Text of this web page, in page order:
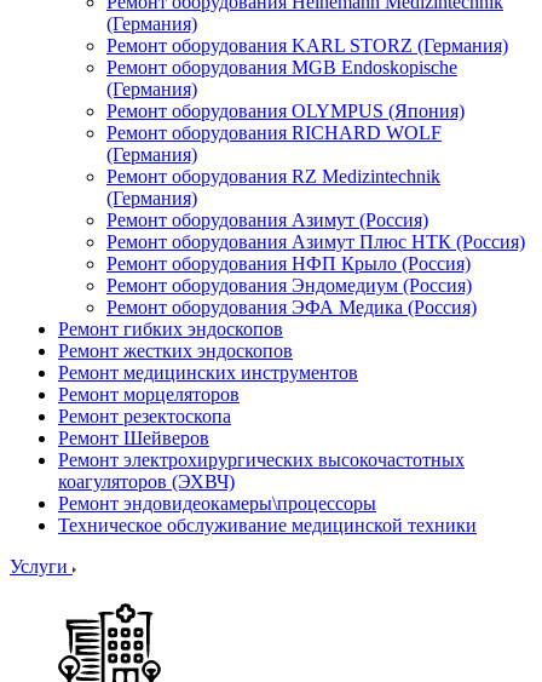
(Германия)
Ремонт оборудования KARL STORZ (Германия)
Ремонт оборудования MGB Endoskopische
(Германия)
Ремонт оборудования OLYMPUS (Япония)
Ремонт оборудования RICHARD WOLF
(Германия)
Ремонт оборудования RZ Medizintechnik
(Германия)
Ремонт оборудования Азимут (Россия)
Ремонт оборудования Азимут Плюс НТК (Россия)
Ремонт оборудования НФП Крыло (Россия)
Ремонт оборудования Эндомедиум (Россия)
Ремонт оборудования ЭФА Медика (Россия)
Ремонт гибких эндоскопов
Ремонт жестких эндоскопов
Ремонт медицинских инструментов
Ремонт морцеляторов
Ремонт резектоскопа
Ремонт Шейверов
Ремонт электрохирургических высокочастотных
коагуляторов (ЭХВЧ)
Ремонт эндовидеокамеры\процессоры
Техническое обслуживание медицинской техники
Услуги